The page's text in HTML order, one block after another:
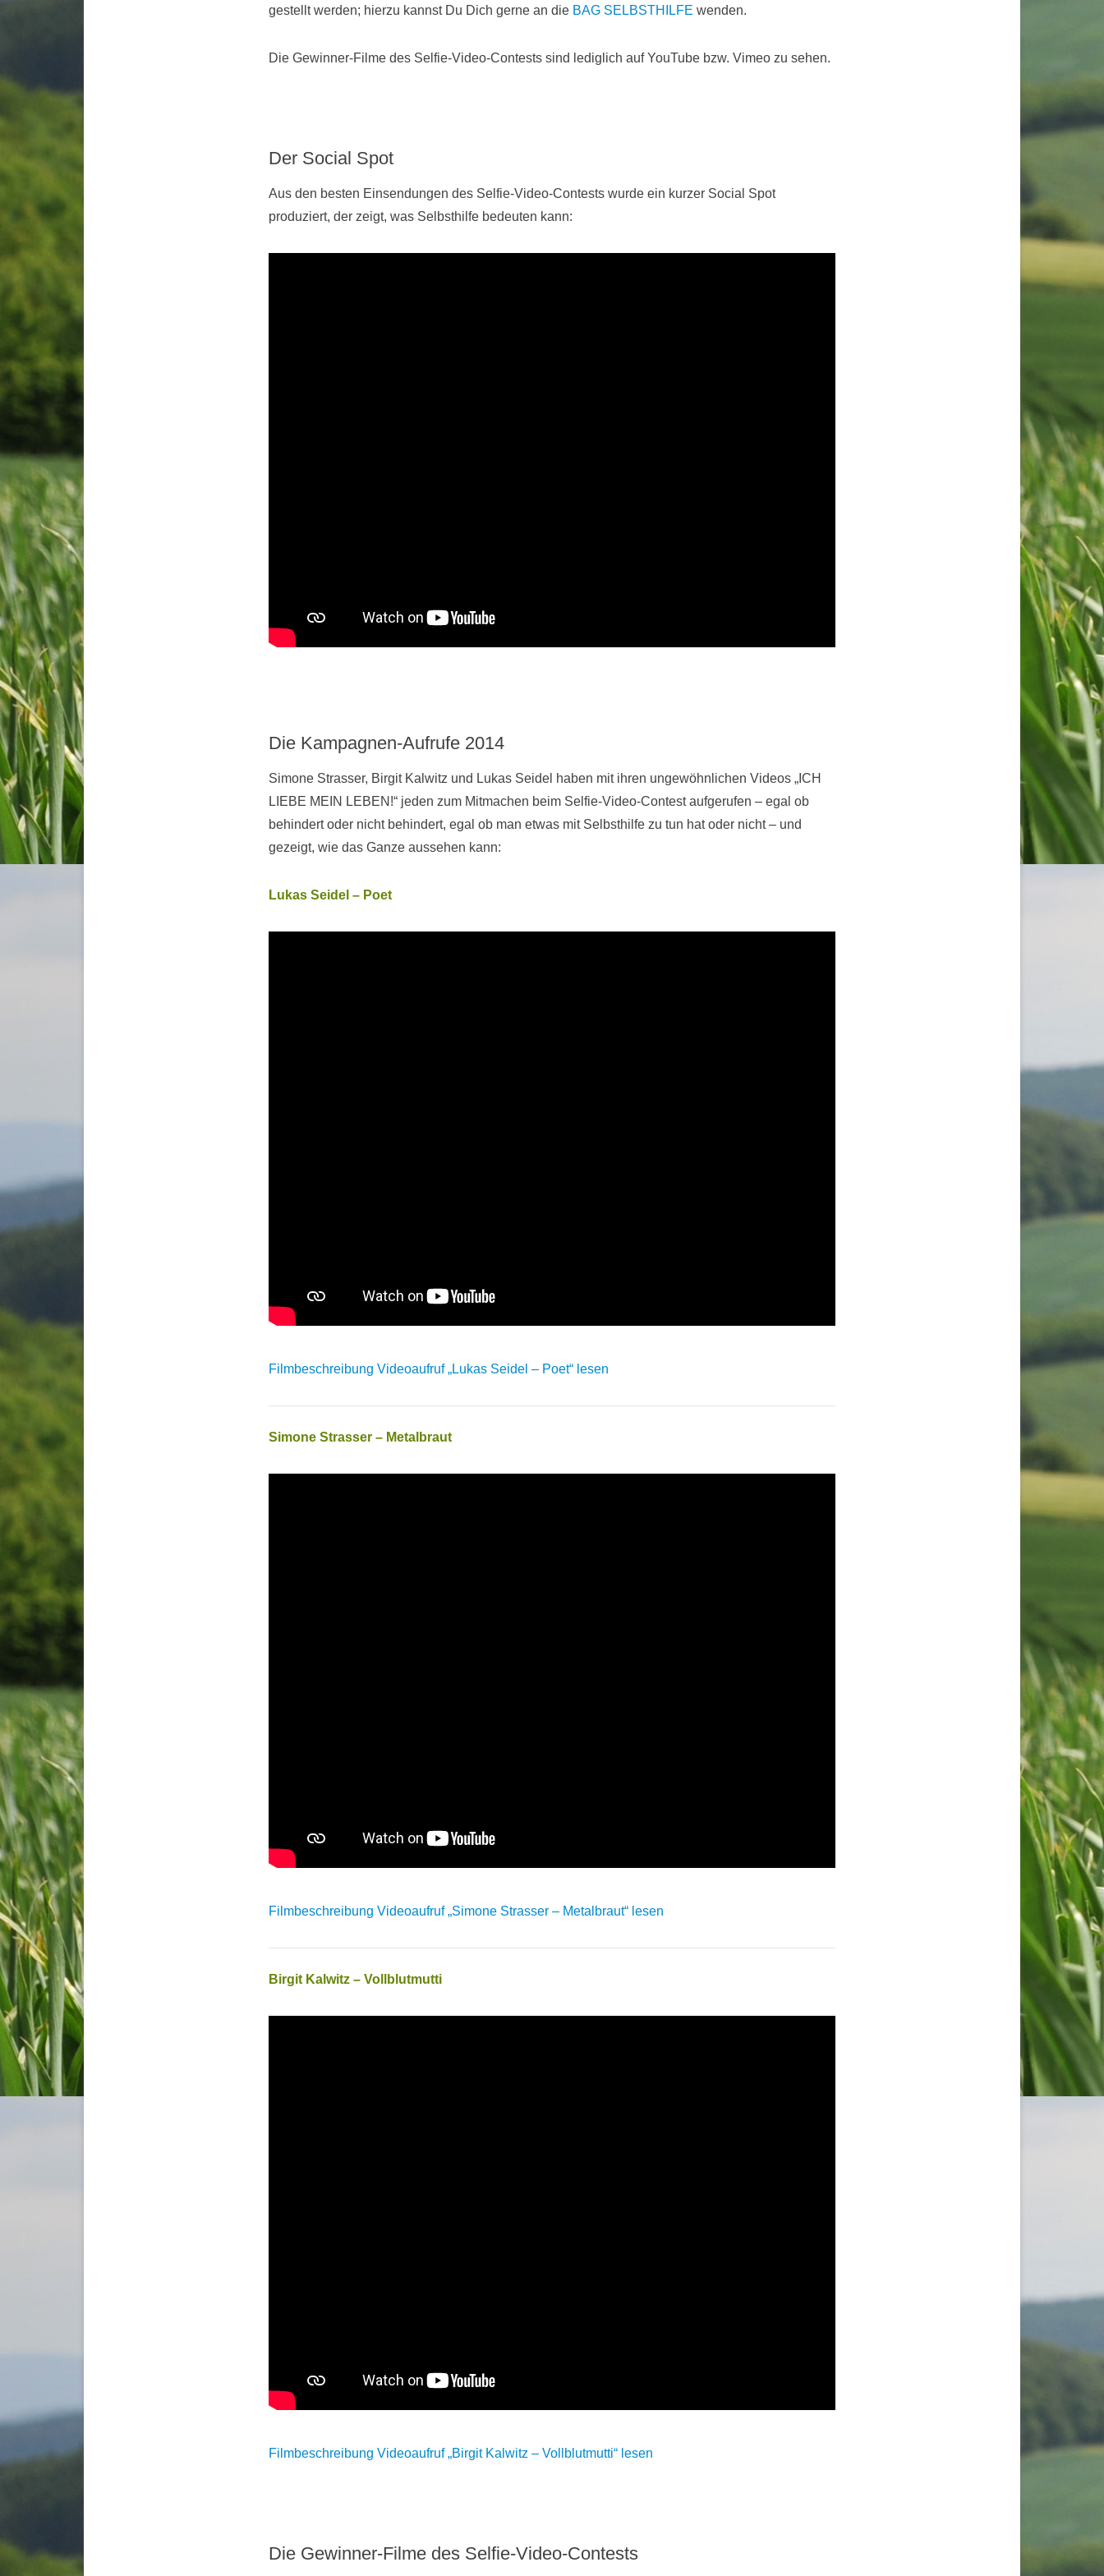
gestellt werden; hierzu kannst Du Dich gerne an die BAG SELBSTHILFE wenden.
Die Gewinner-Filme des Selfie-Video-Contests sind lediglich auf YouTube bzw. Vimeo zu sehen.
Der Social Spot
Aus den besten Einsendungen des Selfie-Video-Contests wurde ein kurzer Social Spot
produziert, der zeigt, was Selbsthilfe bedeuten kann:
Die Kampagnen-Aufrufe 2014
Simone Strasser, Birgit Kalwitz und Lukas Seidel haben mit ihren ungewöhnlichen Videos „ICH
LIEBE MEIN LEBEN!“ jeden zum Mitmachen beim Selfie-Video-Contest aufgerufen – egal ob
behindert oder nicht behindert, egal ob man etwas mit Selbsthilfe zu tun hat oder nicht – und
gezeigt, wie das Ganze aussehen kann:
Lukas Seidel – Poet
Filmbeschreibung Videoaufruf „Lukas Seidel – Poet“ lesen
Simone Strasser – Metalbraut
Filmbeschreibung Videoaufruf „Simone Strasser – Metalbraut“ lesen
Birgit Kalwitz – Vollblutmutti
Filmbeschreibung Videoaufruf „Birgit Kalwitz – Vollblutmutti“ lesen
Die Gewinner-Filme des Selfie-Video-Contests